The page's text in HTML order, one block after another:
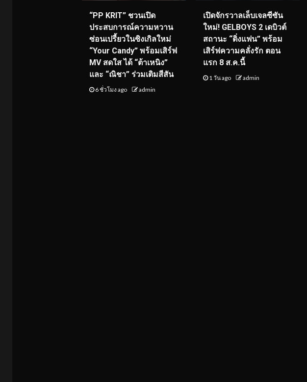
“PP KRIT” ชวนเปิด
ประสบการณ์ความหวาน
ซ่อนเปรี้ยวในซิงเกิลใหม่
“Your Candy” พร้อมเสิร์ฟ
MV สดใส ได้ “ต้าเหนิง”
และ “ณิชา” ร่วมเติมสีสัน
6 ชั่วโมง ago admin
เปิดจักรวาลเล็บเจลซีซัน
ใหม่! GELBOYS 2 เดบิวต์
สถานะ “ติ่งแฟน” พร้อม
เสิร์ฟความคลั่งรัก ตอน
แรก 8 ส.ค.นี้
1 วัน ago admin